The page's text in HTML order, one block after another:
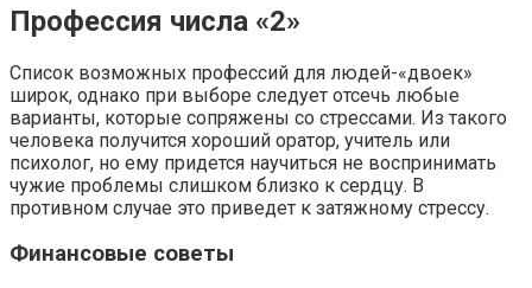
Профессия числа «2»
Список возможных профессий для людей-«двоек»
широк, однако при выборе следует отсечь любые
варианты, которые сопряжены со стрессами. Из такого
человека получится хороший оратор, учитель или
психолог, но ему придется научиться не воспринимать
чужие проблемы слишком близко к сердцу. В
противном случае это приведет к затяжному стрессу.
Финансовые советы